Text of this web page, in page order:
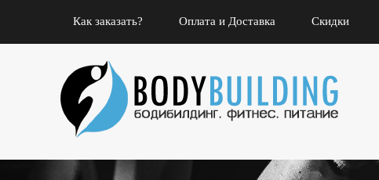
Как заказать? Оплата и Доставка Скидки